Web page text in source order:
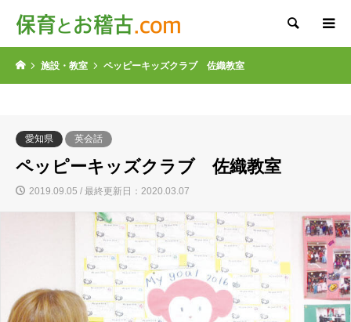
検索
施設・教室 ペッピーキッズクラブ 佐織教室
愛知県 英会話
ペッピーキッズクラブ 佐織教室
2019.09.05 / 最終更新日：2020.03.07